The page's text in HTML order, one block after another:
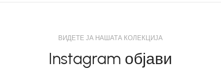
ВИДЕТЕ ЈА НАШАТА КОЛЕКЦИЈА
Instagram објави